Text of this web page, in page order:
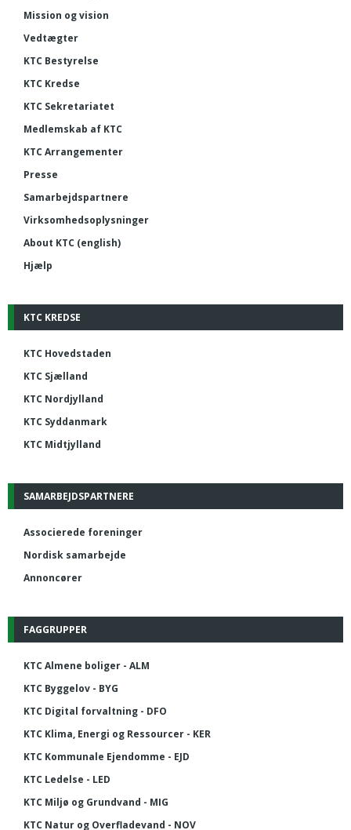
Mission og vision
Vedtægter
KTC Bestyrelse
KTC Kredse
KTC Sekretariatet
Medlemskab af KTC
KTC Arrangementer
Presse
Samarbejdspartnere
Virksomhedsoplysninger
About KTC (english)
Hjælp
KTC KREDSE
KTC Hovedstaden
KTC Sjælland
KTC Nordjylland
KTC Syddanmark
KTC Midtjylland
SAMARBEJDSPARTNERE
Associerede foreninger
Nordisk samarbejde
Annoncører
FAGGRUPPER
KTC Almene boliger - ALM
KTC Byggelov - BYG
KTC Digital forvaltning - DFO
KTC Klima, Energi og Ressourcer - KER
KTC Kommunale Ejendomme - EJD
KTC Ledelse - LED
KTC Miljø og Grundvand - MIG
KTC Natur og Overfladevand - NOV